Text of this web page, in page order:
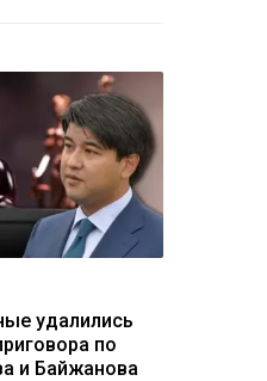
удалились
по
и Байжанова